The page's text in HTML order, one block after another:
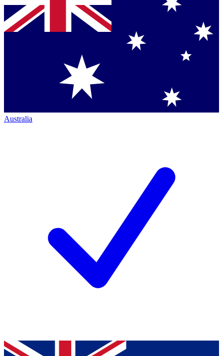
Australia